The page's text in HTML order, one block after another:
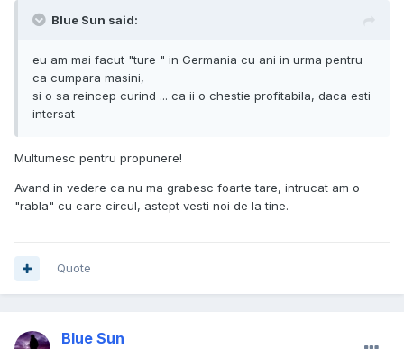
Blue Sun said:
eu am mai facut "ture " in Germania cu ani in urma pentru
ca cumpara masini,
si o sa reincep curind ... ca ii o chestie profitabila, daca esti
intersat
Multumesc pentru propunere!
Avand in vedere ca nu ma grabesc foarte tare, intrucat am o
"rabla" cu care circul, astept vesti noi de la tine.
Quote
Blue Sun